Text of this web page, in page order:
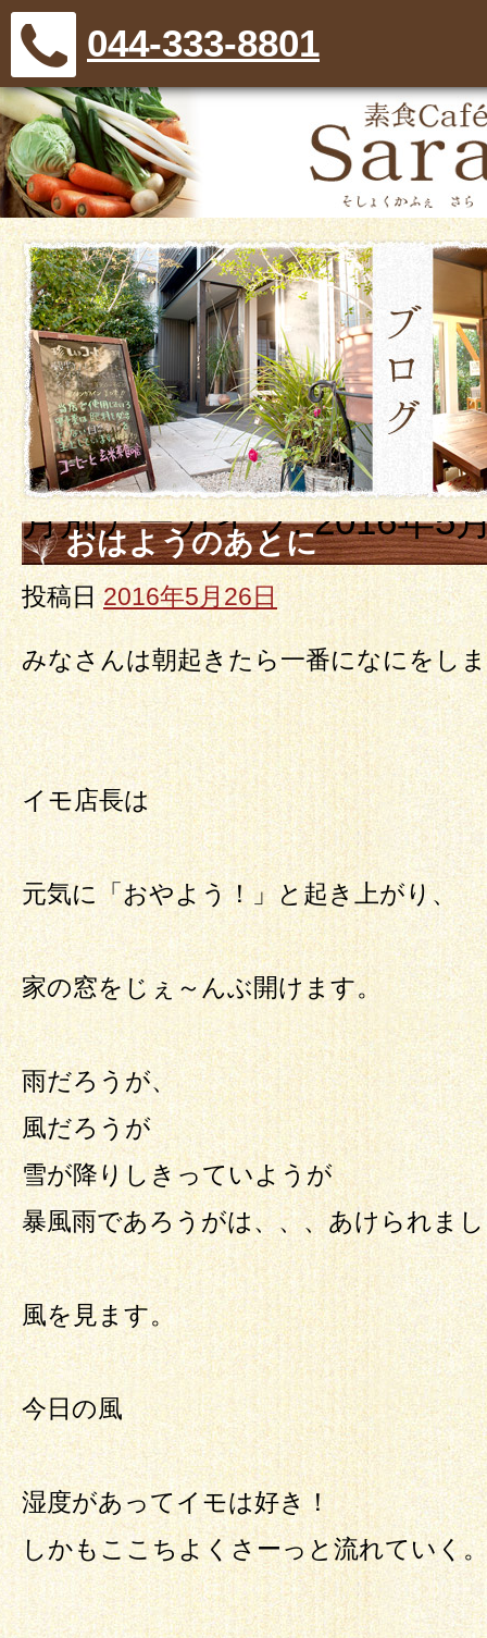
044-333-8801
月別アーカイブ:2016年5
おはようのあとに
投稿日 2016年5月26日
みなさんは朝起きたら一番になにをし
イモ店長は
元気に「おやよう！」と起き上がり、
家の窓をじぇ～んぶ開けます。
雨だろうが、
風だろうが
雪が降りしきっていようが
暴風雨であろうがは、、、あけられま
風を見ます。
今日の風
湿度があってイモは好き！
しかもここちよくさーっと流れていく。